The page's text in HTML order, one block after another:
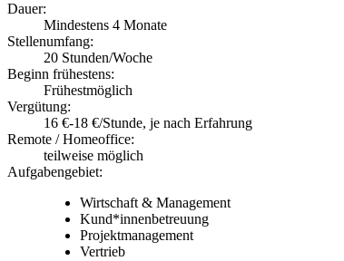
Dauer:
Mindestens 4 Monate
Stellenumfang:
20 Stunden/Woche
Beginn frühestens:
Frühestmöglich
Vergütung:
16 €-18 €/Stunde, je nach Erfahrung
Remote / Homeoffice:
teilweise möglich
Aufgabengebiet:
Wirtschaft & Management
Kund*innenbetreuung
Projektmanagement
Vertrieb